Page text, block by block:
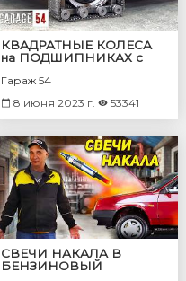
КВАДРАТНЫЕ КОЛЕСА
на ПОДШИПНИКАХ с
Гараж 54
8 июня 2023 г.
53341
СВЕЧИ НАКАЛА В
БЕНЗИНОВЫЙ